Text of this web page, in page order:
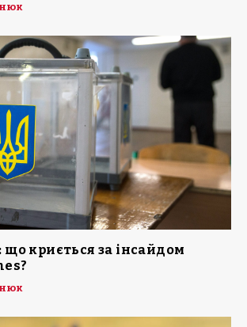
що криється за інсайдом